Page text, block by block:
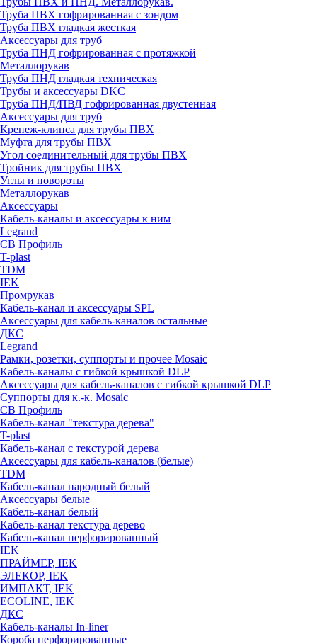
Труба ПВХ гофрированная с зондом
Труба ПВХ гладкая жесткая
Аксессуары для труб
Труба ПНД гофрированная с протяжкой
Металлорукав
Труба ПНД гладкая техническая
Трубы и аксессуары DKC
Труба ПНД/ПВД гофрированная двустенная
Аксессуары для труб
Крепеж-клипса для трубы ПВХ
Муфта для трубы ПВХ
Угол соединительный для трубы ПВХ
Тройник для трубы ПВХ
Углы и повороты
Металлорукав
Аксессуары
Кабель-каналы и аксессуары к ним
Legrand
СВ Профиль
T-plast
TDM
IEK
Промрукав
Кабель-канал и аксессуары SPL
Аксессуары для кабель-каналов остальные
ДКС
Legrand
Рамки, розетки, суппорты и прочее Mosaic
Кабель-каналы с гибкой крышкой DLP
Аксессуары для кабель-каналов с гибкой крышкой DLP
Суппорты для к.-к. Mosaic
СВ Профиль
Кабель-канал "текстура дерева"
T-plast
Кабель-канал с текстурой дерева
Аксессуары для кабель-каналов (белые)
TDM
Кабель-канал народный белый
Аксессуары белые
Кабель-канал белый
Кабель-канал текстура дерево
Кабель-канал перфорированный
IEK
ПРАЙМЕР, IEK
ЭЛЕКОР, IEK
ИМПАКТ, IEK
ECOLINE, IEK
ДКС
Кабель-каналы In-liner
Короба перфорированные